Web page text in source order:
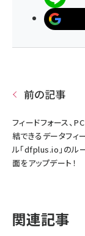
前の記事
フィードフォース、
結できるデータフィ
ル「dfplus.io」のル
面をアップデート！
関連記事